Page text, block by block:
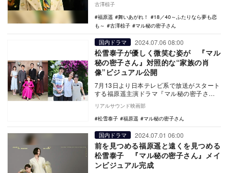
包まれた…
古澤椋子
福原遥
舞いあがれ！
18／40～ふたりなら夢も恋
も～
古澤椋子 マル秘の密子さん
国内ドラマ 2024.07.06 08:00
松雪泰子が優しく微笑む姿が 『マル
秘の密子さん』対照的な“家族の肖
像”ビジュアル公開
7月13日より日本テレビ系で放送がスタート
する福原遥主演ドラマ『マル秘の密子さ
ん』の新ビジュアルが公開された。 福原
が本作で…
リアルサウンド映画部
松雪泰子
福原遥 マル秘の密子さん
国内ドラマ 2024.07.01 06:00
前を見つめる福原遥と遠くを見つめる
松雪泰子 『マル秘の密子さん』メイ
ンビジュアル完成